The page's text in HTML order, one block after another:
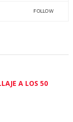
FOLLOW
A LOS 50